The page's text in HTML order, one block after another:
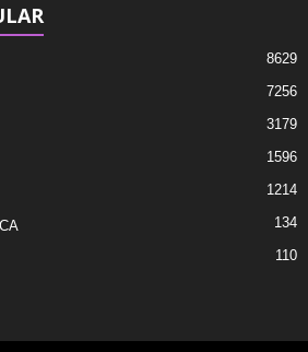
8629
7256
3179
1596
1214
134
110